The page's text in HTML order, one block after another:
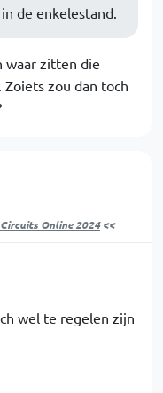
de enkelestand.
waar zitten die
zou dan toch
Online 2024<<
wel te regelen zijn